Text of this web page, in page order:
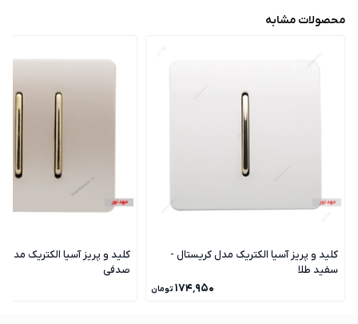
محصولات مشابه
کلید و پریز آسیا الکتریک مدل کریستال -
سفید طلا
۱۷۴٬۹۵۰ تومان
کلید و پریز آسیا الکتریک مدل
صدفی